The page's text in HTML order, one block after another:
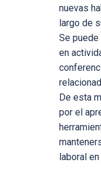
nuevas
largo de
Se
en
De esta
por el
laboral